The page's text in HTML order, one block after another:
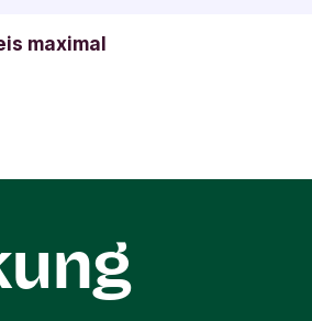
maximal